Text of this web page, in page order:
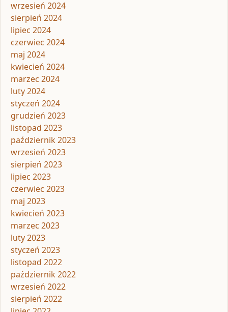
wrzesień 2024
sierpień 2024
lipiec 2024
czerwiec 2024
maj 2024
kwiecień 2024
marzec 2024
luty 2024
styczeń 2024
grudzień 2023
listopad 2023
październik 2023
wrzesień 2023
sierpień 2023
lipiec 2023
czerwiec 2023
maj 2023
kwiecień 2023
marzec 2023
luty 2023
styczeń 2023
listopad 2022
październik 2022
wrzesień 2022
sierpień 2022